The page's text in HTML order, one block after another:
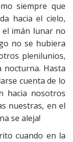
siempre que
hacia el cielo,
imán lunar no
no se hubiera
plenilunios,
Hasta
cuenta de lo
hacia nosotros
nuestras, en el
se aleja!
cuando en la